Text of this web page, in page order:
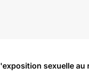
sexuelle au